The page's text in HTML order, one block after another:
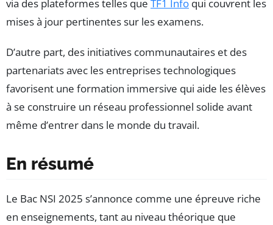
via des plateformes telles que TF1 Info qui couvrent les
mises à jour pertinentes sur les examens.
D’autre part, des initiatives communautaires et des
partenariats avec les entreprises technologiques
favorisent une formation immersive qui aide les élèves
à se construire un réseau professionnel solide avant
même d’entrer dans le monde du travail.
En résumé
Le Bac NSI 2025 s’annonce comme une épreuve riche
en enseignements, tant au niveau théorique que